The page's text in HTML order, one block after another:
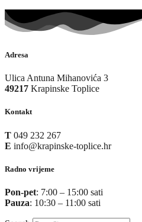
Adresa
Ulica Antuna Mihanovića 3
49217 Krapinske Toplice
Kontakt
T 049 232 267
E info@krapinske-toplice.hr
Radno vrijeme
Pon-pet: 7:00 – 15:00 sati
Pauza: 10:30 – 11:00 sati